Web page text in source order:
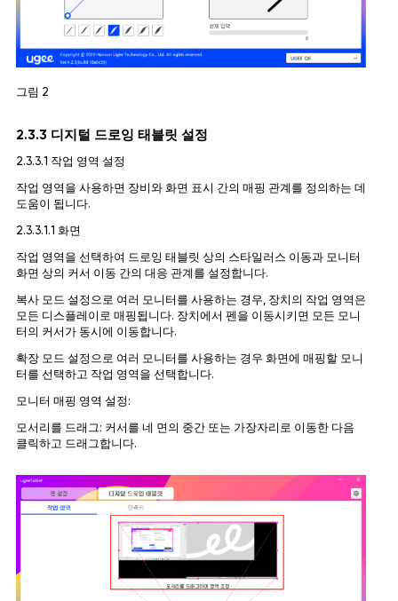
그림 2
2.3.3 디지털 드로잉 태블릿 설정
2.3.3.1 작업 영역 설정
작업 영역을 사용하면 장비와 화면 표시 간의 매핑 관계를 정의하는 데
도움이 됩니다.
2.3.3.1.1 화면
작업 영역을 선택하여 드로잉 태블릿 상의 스타일러스 이동과 모니터
화면 상의 커서 이동 간의 대응 관계를 설정합니다.
복사 모드 설정으로 여러 모니터를 사용하는 경우, 장치의 작업 영역은
모든 디스플레이로 매핑됩니다. 장치에서 펜을 이동시키면 모든 모니
터의 커서가 동시에 이동합니다.
확장 모드 설정으로 여러 모니터를 사용하는 경우 화면에 매핑할 모니
터를 선택하고 작업 영역을 선택합니다.
모니터 매핑 영역 설정:
모서리를 드래그: 커서를 네 면의 중간 또는 가장자리로 이동한 다음
클릭하고 드래그합니다.